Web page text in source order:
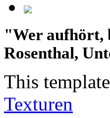
"Wer aufhört,
Rosenthal,
This
Texturen